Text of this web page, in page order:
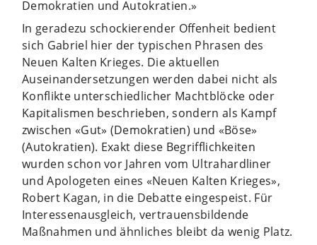
Demokratien und Autokratien.»
In geradezu schockierender Offenheit bedient
sich Gabriel hier der typischen Phrasen des
Neuen Kalten Krieges. Die aktuellen
Auseinandersetzungen werden dabei nicht als
Konflikte unterschiedlicher Machtblöcke oder
Kapitalismen beschrieben, sondern als Kampf
zwischen «Gut» (Demokratien) und «Böse»
(Autokratien). Exakt diese Begrifflichkeiten
wurden schon vor Jahren vom Ultrahardliner
und Apologeten eines «Neuen Kalten Krieges»,
Robert Kagan, in die Debatte eingespeist. Für
Interessenausgleich, vertrauensbildende
Maßnahmen und ähnliches bleibt da wenig Platz.